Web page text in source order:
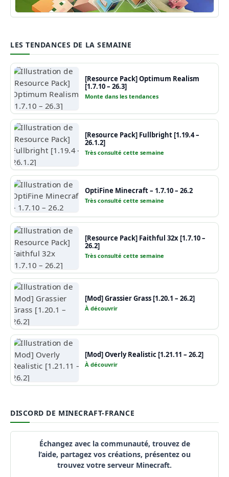
Guide Minecraft
LES TENDANCES DE LA SEMAINE
[Resource Pack] Optimum Realism
[1.7.10 – 26.3]
Monte dans les tendances
[Resource Pack] Fullbright [1.19.4 –
26.1.2]
Très consulté cette semaine
OptiFine Minecraft – 1.7.10 – 26.2
Très consulté cette semaine
[Resource Pack] Faithful 32x [1.7.10 –
26.2]
Très consulté cette semaine
[Mod] Grassier Grass [1.20.1 – 26.2]
À découvrir
[Mod] Overly Realistic [1.21.11 – 26.2]
À découvrir
DISCORD DE MINECRAFT-FRANCE
Échangez avec la communauté, trouvez de
l’aide, partagez vos créations, présentez ou
trouvez votre serveur Minecraft.